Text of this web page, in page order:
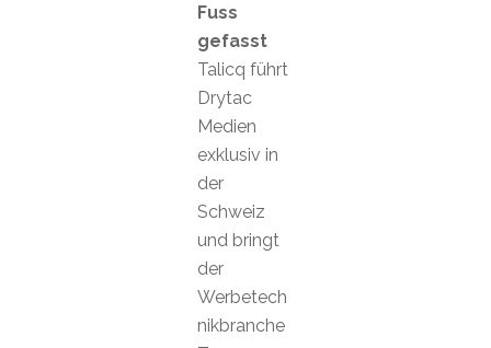
Fuss
gefasst
Talicq führt
Drytac
Medien
exklusiv in
der
Schweiz
und bringt
der
Werbetech
nikbranche